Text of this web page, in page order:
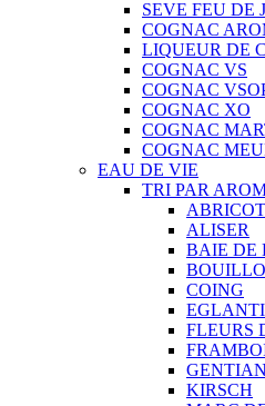
SEVE FEU DE
COGNAC
LIQUEUR DE
COGNAC VS
COGNAC
COGNAC XO
COGNAC
COGNAC
EAU DE VIE
TRI PAR
ABRICOT
ALISER
BAIE DE
COING
FLEURS
KIRSCH